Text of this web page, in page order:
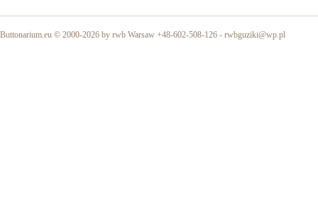
Buttonarium.eu © 2000-2026 by rwb Warsaw +48-602-508-126 - rwbguziki@wp.pl